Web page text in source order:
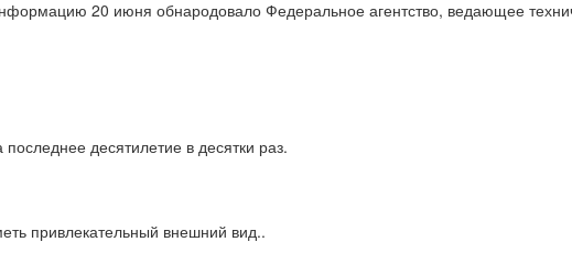
20 июня обнародовало Федеральное агентство, ведающее
десятилетие в десятки раз.
привлекательный внешний вид..